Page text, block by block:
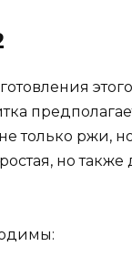
только ржи,
но также